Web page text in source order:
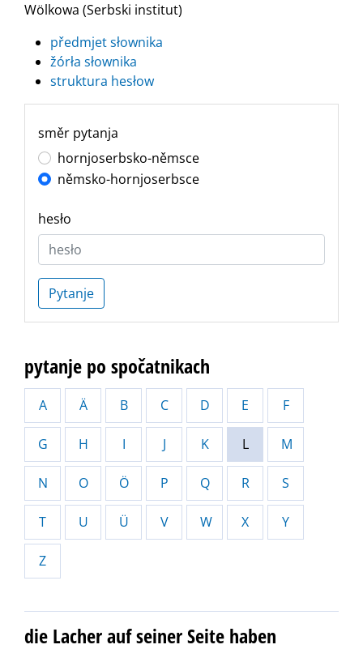
Wölkowa (Serbski institut)
předmjet słownika
žórła słownika
struktura hesłow
směr pytanja
hornjoserbsko-němsce
němsko-hornjoserbsce
hesło
Pytanje
pytanje po spočatnikach
A Ä B C D E F
G H I J K L M
N O Ö P Q R S
T U Ü V W X Y
Z
die Lacher auf seiner Seite haben